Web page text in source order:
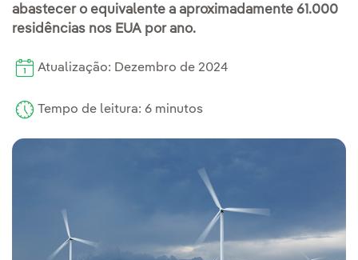
abastecer o equivalente a aproximadamente 61.000
residências nos EUA por ano.
Atualização: Dezembro de 2024
Tempo de leitura: 6 minutos